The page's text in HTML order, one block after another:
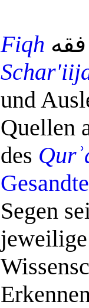
Fiqh فقه
und
Quellen
des
Segen